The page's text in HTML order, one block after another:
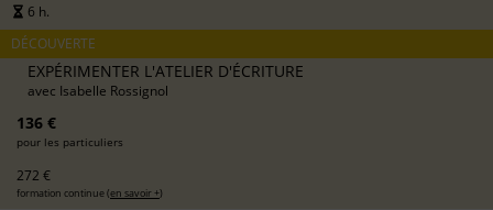
6 h.
DÉCOUVERTE
EXPÉRIMENTER L'ATELIER D'ÉCRITURE
avec Isabelle Rossignol
136 €
pour les particuliers
272 €
formation continue (en savoir +)